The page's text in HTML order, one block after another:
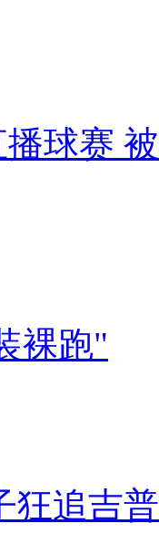
球赛
裸跑"
狂追吉